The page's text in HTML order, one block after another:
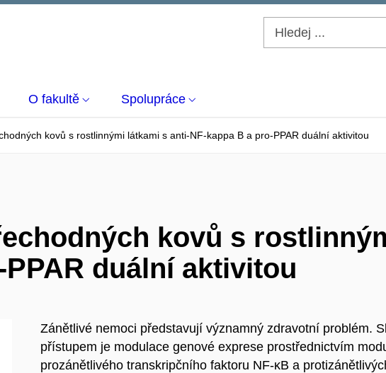
O fakultě Spolupráce
kovů s rostlinnými látkami s anti-NF-kappa B a pro-PPAR duální aktivitou
kovů s
duální aktivitou
Zánětlivé nemoci představují významný zdravotní problém.
přístupem je modulace genové exprese prostřednictvím
prozánětlivého transkripčního faktoru NF-κB a